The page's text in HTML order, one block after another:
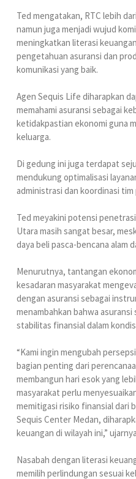
Ted mengatakan, RTC lebih
namun juga menjadi wujud
meningkatkan literasi
pengetahuan asuransi dan
komunikasi yang baik.
Agen Sequis Life diharapkan
memahami asuransi sebagai
ketidakpastian ekonomi guna
keluarga.
Di gedung ini juga terdapat
mendukung optimalisasi
administrasi dan koordinasi tim
Ted meyakini potensi
Utara masih sangat besar,
daya beli pasca-bencana alam
Menurutnya, tantangan
kesadaran masyarakat
dengan asuransi sebagai
menambahkan bahwa
stabilitas finansial dalam
“Kami ingin mengubah
bagian penting dari
membangun hari esok yang
masyarakat perlu
memitigasi risiko finansial dari
Sequis Center Medan,
keuangan di wilayah ini,”
Nasabah dengan literasi
memilih perlindungan sesuai